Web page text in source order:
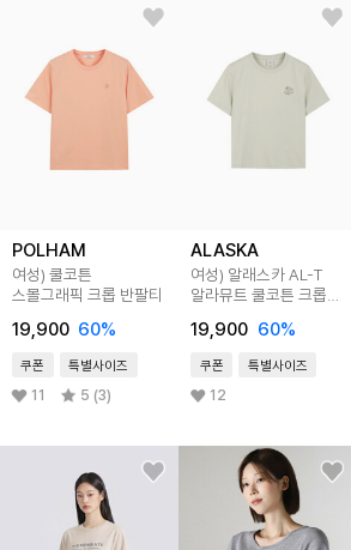
POLHAM
여성) 쿨코튼
스몰그래픽 크롭 반팔티
19,900 60%
쿠폰 특별사이즈
11 5 (3)
ALASKA
여성) 알래스카 AL-T
알라뮤트 쿨코튼 크롭
19,900 60%
쿠폰 특별사이즈
12